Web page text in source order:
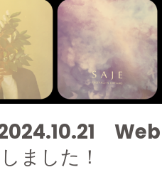
2024.10.21 Web
ました！